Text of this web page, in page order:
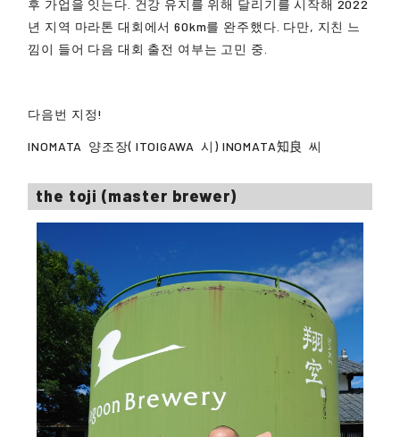
후 가업을 잇는다. 건강 유지를 위해 달리기를 시작해 2022
년 지역 마라톤 대회에서 60km를 완주했다. 다만, 지친 느
낌이 들어 다음 대회 출전 여부는 고민 중.
다음번 지정!
INOMATA 양조장(ITOIGAWA 시) INOMATA知良 씨
the toji (master brewer)